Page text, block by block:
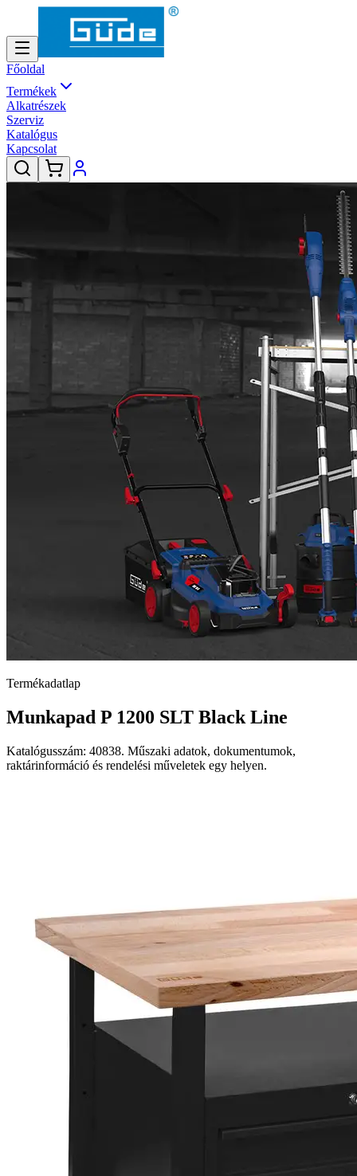
Főoldal
Termékek
Alkatrészek
Szerviz
Katalógus
Kapcsolat
Termékadatlap
Munkapad P 1200 SLT Black Line
Katalógusszám: 40838. Műszaki adatok, dokumentumok,
raktárinformáció és rendelési műveletek egy helyen.